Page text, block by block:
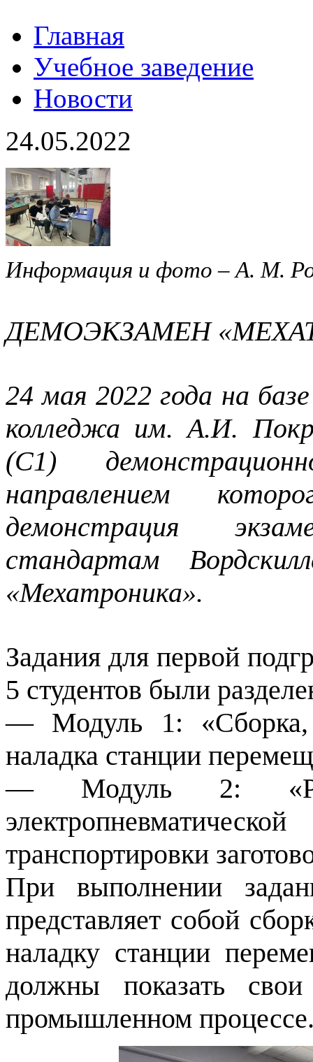
Главная
Учебное заведение
Новости
24.05.2022
Информация и фото – А. М.
ДЕМОЭКЗАМЕН
24 мая 2022 года на
колледжа им. А.И.
(С1)
направлением
демонстрация
стандартам
«Мехатроника».
Задания для первой
5 студентов были
— Модуль 1: «Сборка,
наладка станции
— Модуль 2:
транспортировки
При выполнении
представляет собой
наладку станции
должны показать
промышленном